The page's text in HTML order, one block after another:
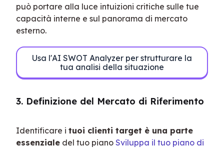
può portare alla luce intuizioni critiche sulle tue
capacità interne e sul panorama di mercato
esterno.
Usa l'AI SWOT Analyzer per strutturare la
tua analisi della situazione
3. Definizione del Mercato di Riferimento
Identificare i tuoi clienti target è una parte
essenziale del tuo piano Sviluppa il tuo piano di